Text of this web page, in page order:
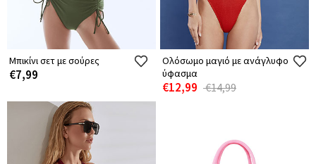
Μπικίνι σετ με σούρες
€7,99
Ολόσωμο μαγιό με ανάγλυφο
ύφασμα
€12,99 €14,99